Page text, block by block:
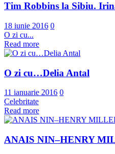
Tim Robbins la Sibiu.
18 iunie 2016 0
O zi cu...
Read more
O zi cu…Delia Antal
11 ianuarie 2016 0
Celebritate
Read more
ANAIS NIN–HENRY